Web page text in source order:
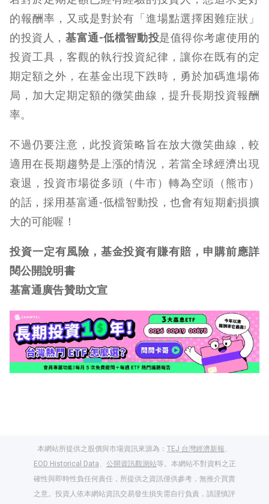
的報酬率，又或是對於有「進場點選擇困難症狀」
的投資人， 基富通-低檔智動投是值得你考慮使用的
投資工具，客觀的執行投資紀律，讓你在既有的定
期定額之外，在基金出現下跌時，勇於加碼進場佈
局，加大定期定額的微笑曲線，提升長期投資報酬
率。
不過仍要注意，此投資策略旨在放大微笑曲線， 較
適用在長期趨勢是上漲的情況，若當全球經濟出現
衰退，投資市場從多頭（牛市）轉為空頭（熊市）
的話，採用基富通-低檔智動投，也會有短期虧損擴
大的可能喔！
投資一定有風險，基金投資有賺有賠，申購前應詳
閱公開說明書
基富通廣告贊助文宣
本網站所提供之股價與市場資訊來源為： TEJ 台灣經濟新報、
EOD Historical Data、 公開資訊觀測站等。本網站不對資料之正
確性與即時性負任何責任，所提供之資訊僅供參考，無推介買賣
之意。投資人依本網站資訊交易發生損失需自行負責，請謹慎評